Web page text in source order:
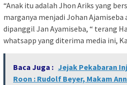
“Anak itu adalah Jhon Ariks yang
marganya menjadi Johan Ajamiseba
dipanggil Jan Ayamiseba, “ terang
whatsapp yang diterima media ini,
Baca Juga : Jejak Pekabaran
Roon : Rudolf Beyer, Makam